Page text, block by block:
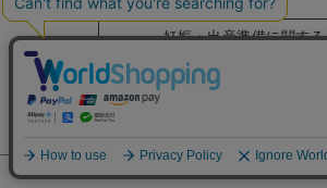
時期も詳しく解説
妊娠・出産準備に関する